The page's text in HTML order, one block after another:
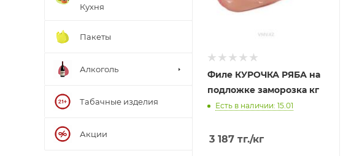
Филе КУРОЧКА РЯБА на
подложке заморозка кг
Есть в наличии: 15.01
3 187 тг./кг
Кухня
Пакеты
Алкоголь
Табачные изделия
Акции